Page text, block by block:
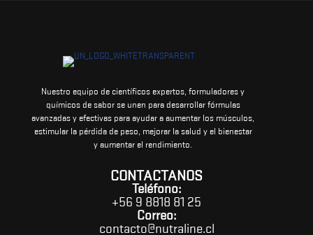
Nuestro equipo de científicos expertos, formuladores y
químicos de sabor se unen para desarrollar fórmulas
avanzadas y efectivas para ayudar a aumentar los músculos,
estimular la pérdida de peso, mejorar la salud y el bienestar
y aumentar el rendimiento.
CONTACTANOS
Teléfono:
+56 9 8818 81 25
Correo:
contacto@nutraline.cl